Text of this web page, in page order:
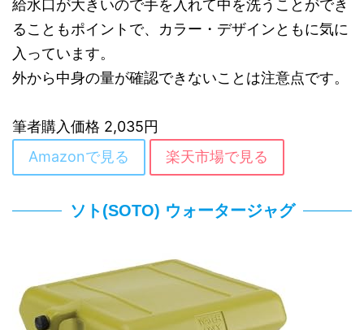
給水口が大きいので手を入れて中を洗うことができ
ることもポイントで、カラー・デザインともに気に
入っています。
外から中身の量が確認できないことは注意点です。
筆者購入価格 2,035円
Amazonで見る
楽天市場で見る
ソト(SOTO) ウォータージャグ